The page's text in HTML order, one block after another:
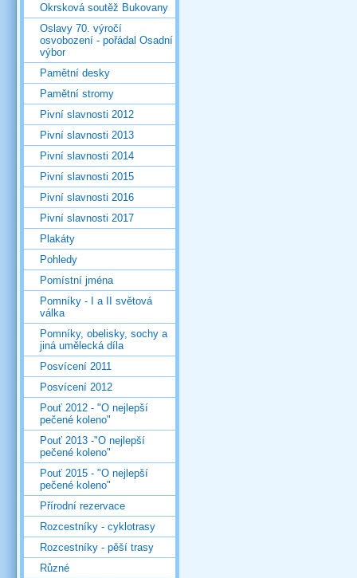
Okrsková soutěž Bukovany
Oslavy 70. výročí
osvobození - pořádal Osadní
výbor
Pamětní desky
Pamětní stromy
Pivní slavnosti 2012
Pivní slavnosti 2013
Pivní slavnosti 2014
Pivní slavnosti 2015
Pivní slavnosti 2016
Pivní slavnosti 2017
Plakáty
Pohledy
Pomístní jména
Pomníky - I a II světová
válka
Pomníky, obelisky, sochy a
jiná umělecká díla
Posvícení 2011
Posvícení 2012
Pouť 2012 - "O nejlepší
pečené koleno"
Pouť 2013 -"O nejlepší
pečené koleno"
Pouť 2015 - "O nejlepší
pečené koleno"
Přírodní rezervace
Rozcestníky - cyklotrasy
Rozcestníky - pěší trasy
Různé